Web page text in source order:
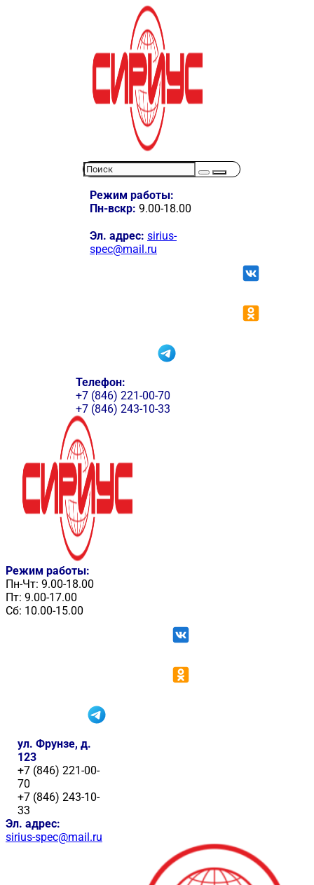
Режим работы:
Пн-вскр: 9.00-18.00
Эл. адрес: sirius-
spec@mail.ru
Телефон:
+7 (846) 221-00-70
+7 (846) 243-10-33
Режим работы:
Пн-Чт: 9.00-18.00
Пт: 9.00-17.00
Сб: 10.00-15.00
ул. Фрунзе, д.
123
+7 (846) 221-00-
70
+7 (846) 243-10-
33
Эл. адрес:
sirius-spec@mail.ru